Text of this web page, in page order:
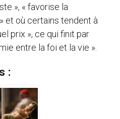
», « favorise la
et où certains tendent à
prix », ce qui finit par
entre la foi et la vie ».
: